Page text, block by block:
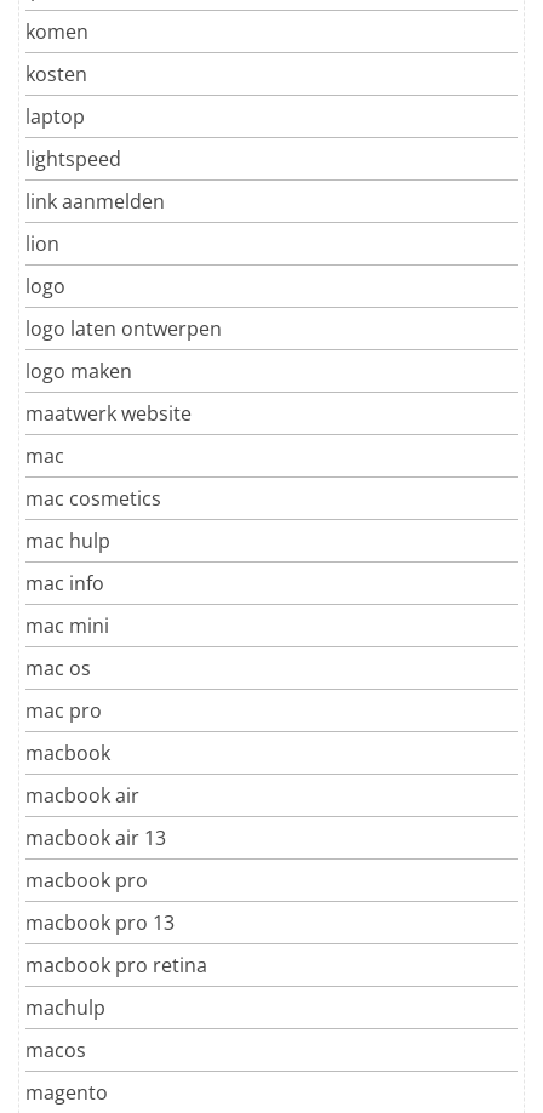
komen
kosten
laptop
lightspeed
link aanmelden
lion
logo
logo laten ontwerpen
logo maken
maatwerk website
mac
mac cosmetics
mac hulp
mac info
mac mini
mac os
mac pro
macbook
macbook air
macbook air 13
macbook pro
macbook pro 13
macbook pro retina
machulp
macos
magento